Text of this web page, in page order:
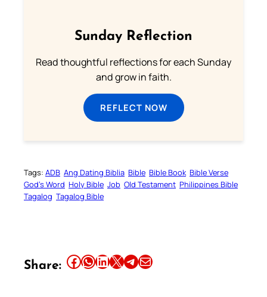
Sunday Reflection
Read thoughtful reflections for each Sunday
and grow in faith.
REFLECT NOW
Tags: ADB Ang Dating Biblia Bible Bible Book Bible Verse
God’s Word Holy Bible Job Old Testament Philippines Bible
Tagalog Tagalog Bible
Share: Share this article on Facebook Share this article on WhatsApp Share this article on LinkedIn Share this article on X Share this article on TelegramEmail this Article